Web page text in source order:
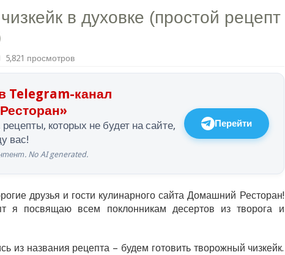
в духовке (простой рецепт
5,821 просмотров
Telegram-канал
которых не будет на сайте,
вас!
No AI generated.
Перейти
друзья и гости кулинарного сайта Домашний Ресторан!
я посвящаю всем поклонникам десертов из творога и
из названия рецепта – будем готовить творожный чизкейк.